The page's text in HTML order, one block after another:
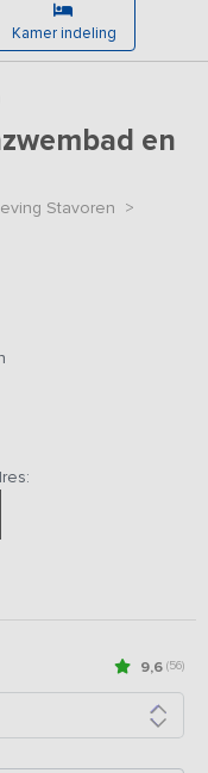
Kamer indeling
en
Stavoren >
9,6 (56)